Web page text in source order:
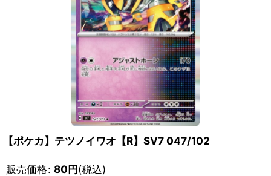
【ポケカ】テツノイワオ【R】SV7 047/102
販売価格: 80円(税込)